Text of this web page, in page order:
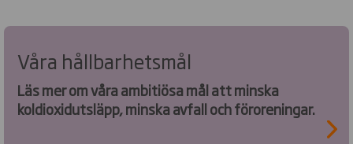
Våra hållbarhetsmål
Läs mer om våra ambitiösa mål att minska
koldioxidutsläpp, minska avfall och föroreningar.